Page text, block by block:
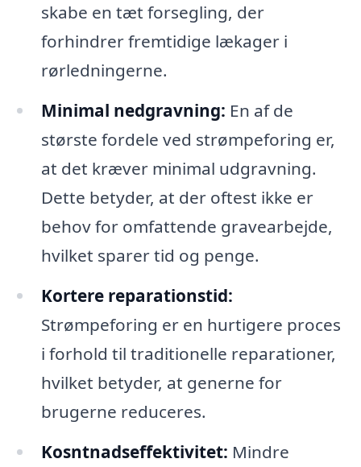
skabe en tæt forsegling, der
forhindrer fremtidige lækager i
rørledningerne.
Minimal nedgravning: En af de
største fordele ved strømpeforing er,
at det kræver minimal udgravning.
Dette betyder, at der oftest ikke er
behov for omfattende gravearbejde,
hvilket sparer tid og penge.
Kortere reparationstid:
Strømpeforing er en hurtigere proces
i forhold til traditionelle reparationer,
hvilket betyder, at generne for
brugerne reduceres.
Kosntnadseffektivitet: Mindre